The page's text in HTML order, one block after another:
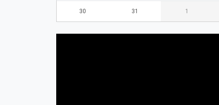
30 31 1